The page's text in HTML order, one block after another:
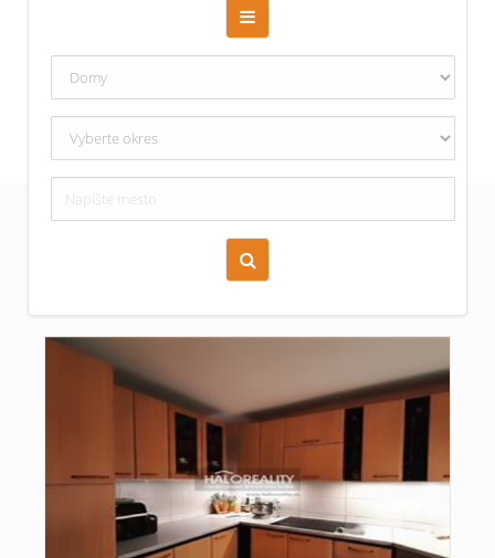
Zoraď podľa času pridania